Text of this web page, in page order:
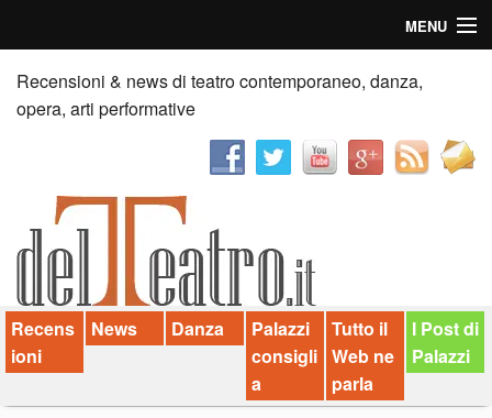
MENU
Home
Recensioni
News
Palazzi consiglia
Video
Chi siamo
Recensioni & news di teatro contemporaneo, danza,
opera, arti performative
Recens
ioni
News Danza
Palazzi
consigli
a
Tutto il
Web ne
parla
I Post di
Palazzi